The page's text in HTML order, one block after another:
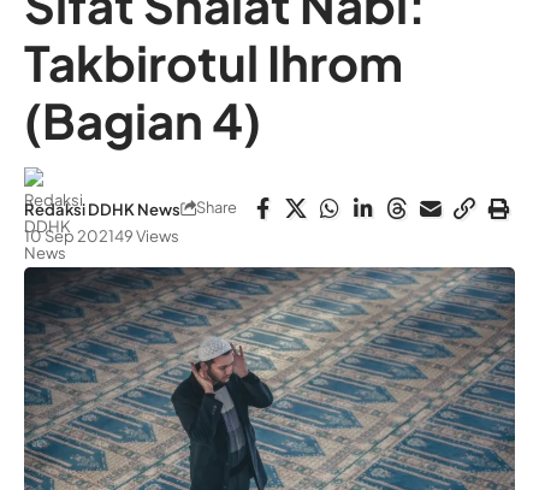
Takbirotul Ihrom
(Bagian 4)
Redaksi DDHK News
10 Sep 202149 Views
Share